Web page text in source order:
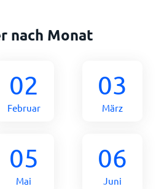
nach Monat
02
Februar
03
März
05
Mai
06
Juni